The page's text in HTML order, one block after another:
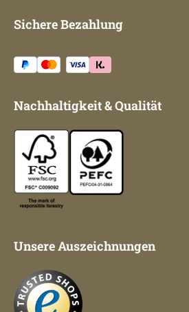
Sichere Bezahlung
Nachhaltigkeit & Qualität
Unsere Auszeichnungen